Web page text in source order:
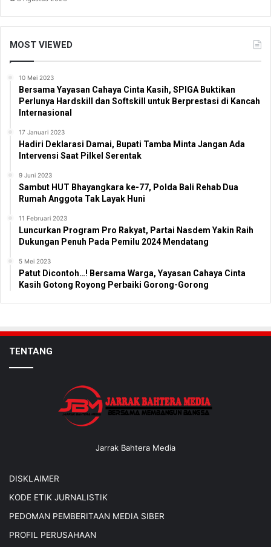
MOST VIEWED
10 Mei 2023
Bersama Yayasan Cahaya Cinta Kasih, SPIGA Buktikan
Perlunya Hardskill dan Softskill untuk Berprestasi di Kancah
Internasional
17 Januari 2023
Hadiri Deklarasi Damai, Bupati Tamba Minta Jangan Ada
Intervensi Saat Pilkel Serentak
9 Juni 2023
Sambut HUT Bhayangkara ke-77, Polda Bali Rehab Dua
Rumah Anggota Tak Layak Huni
11 Februari 2023
Luncurkan Program Pro Rakyat, Partai Nasdem Yakin Raih
Dukungan Penuh Pada Pemilu 2024 Mendatang
5 Mei 2023
Patut Dicontoh…! Bersama Warga, Yayasan Cahaya Cinta
Kasih Gotong Royong Perbaiki Gorong-Gorong
TENTANG
Jarrak Bahtera Media
DISKLAIMER
KODE ETIK JURNALISTIK
PEDOMAN PEMBERITAAN MEDIA SIBER
PROFIL PERUSAHAAN